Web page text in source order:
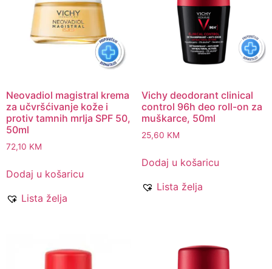
Neovadiol magistral krema
za učvršćivanje kože i
protiv tamnih mrlja SPF 50,
50ml
72,10 KM
Dodaj u košaricu
Lista želja
Vichy deodorant clinical
control 96h deo roll-on za
muškarce, 50ml
25,60 KM
Dodaj u košaricu
Lista želja